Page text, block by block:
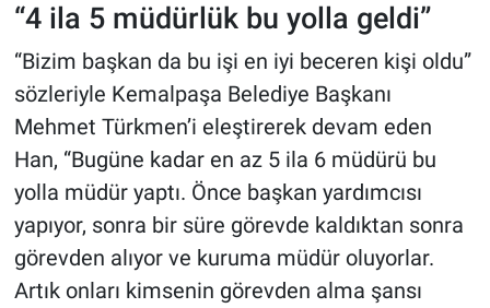
“4 ila 5 müdürlük bu yolla geldi”
“Bizim başkan da bu işi en iyi beceren kişi oldu”
sözleriyle Kemalpaşa Belediye Başkanı
Mehmet Türkmen’i eleştirerek devam eden
Han, “Bugüne kadar en az 5 ila 6 müdürü bu
yolla müdür yaptı. Önce başkan yardımcısı
yapıyor, sonra bir süre görevde kaldıktan sonra
görevden alıyor ve kuruma müdür oluyorlar.
Artık onları kimsenin görevden alma şansı